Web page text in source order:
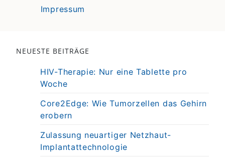
Impressum
NEUESTE BEITRÄGE
HIV-Therapie: Nur eine Tablette pro
Woche
Core2Edge: Wie Tumorzellen das Gehirn
erobern
Zulassung neuartiger Netzhaut-
Implantattechnologie